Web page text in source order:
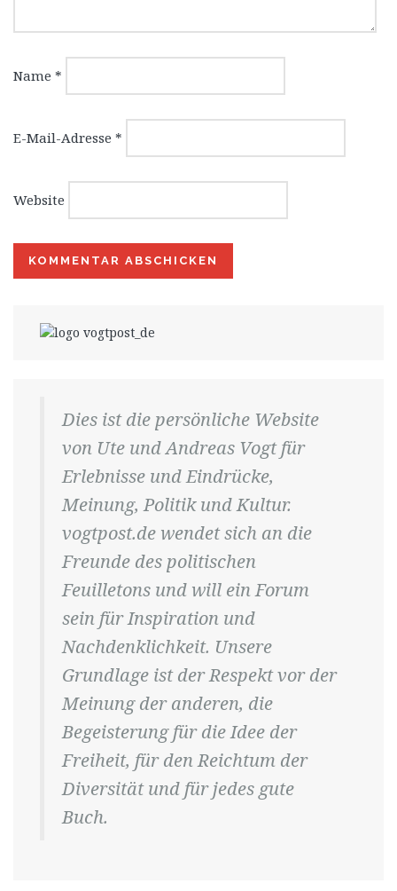
Name *
E-Mail-Adresse *
Website
Dies ist die persönliche Website
von Ute und Andreas Vogt für
Erlebnisse und Eindrücke,
Meinung, Politik und Kultur.
vogtpost.de wendet sich an die
Freunde des politischen
Feuilletons und will ein Forum
sein für Inspiration und
Nachdenklichkeit. Unsere
Grundlage ist der Respekt vor der
Meinung der anderen, die
Begeisterung für die Idee der
Freiheit, für den Reichtum der
Diversität und für jedes gute
Buch.